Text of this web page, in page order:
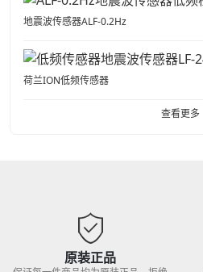
地震波传感器ALF-0.2Hz
荷兰ION低频传感器
查看更多
原装正品